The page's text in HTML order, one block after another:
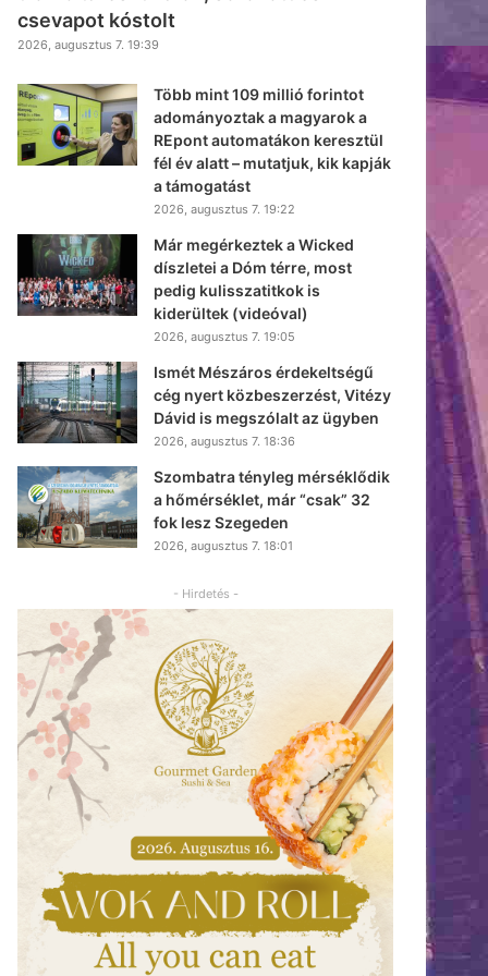
csevapot kóstolt
2026, augusztus 7. 19:39
Több mint 109 millió forintot
adományoztak a magyarok a
REpont automatákon keresztül
fél év alatt – mutatjuk, kik kapják
a támogatást
2026, augusztus 7. 19:22
Már megérkeztek a Wicked
díszletei a Dóm térre, most
pedig kulisszatitkok is
kiderültek (videóval)
2026, augusztus 7. 19:05
Ismét Mészáros érdekeltségű
cég nyert közbeszerzést, Vitézy
Dávid is megszólalt az ügyben
2026, augusztus 7. 18:36
Szombatra tényleg mérséklődik
a hőmérséklet, már “csak” 32
fok lesz Szegeden
2026, augusztus 7. 18:01
- Hirdetés -